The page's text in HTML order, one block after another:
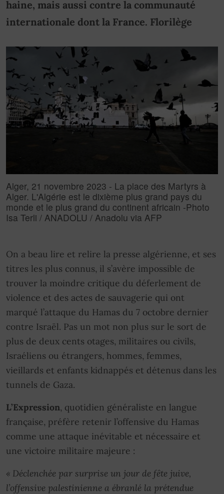
haine, mais aussi contre la communauté
internationale dont la France. Florilège
Alger, 21 novembre 2023 - La place des Martyrs à
Alger. L'Algérie est le dixième plus grand pays du
monde et le plus grand du continent africain -Photo
Isa Terli / ANADOLU / Anadolu via AFP
On a beau lire et relire la presse algérienne, et ses
titres les plus connus, il s’avère impossible de
trouver la moindre critique du déferlement de
violence et des actes de sauvagerie qui ont
marqué l’attaque du Hamas du 7 octobre dernier
contre Israël. Pas un mot non plus sur le sort de
plus de deux cents otages, militaires ou civils,
Israéliens ou étrangers, hommes, femmes,
vieillards et enfants kidnappés et détenus dans les
tunnels de Gaza.
L’Expression, quotidien généraliste en langue
française, préfère retenir l’offensive du Hamas
comme une attaque inévitable et nécessaire et
une victoire militaire majeure :
« Déclenchée par surprise un jour de fête juive,
l’offensive palestinienne a ébranlé la prétendue